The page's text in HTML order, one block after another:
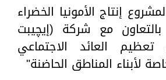
إنتاج الأمونيا الخضراء
بالتعاون مع شركة (إيچيبت
العائد الاجتماعي
لأبناء المناطق الحاضنة"